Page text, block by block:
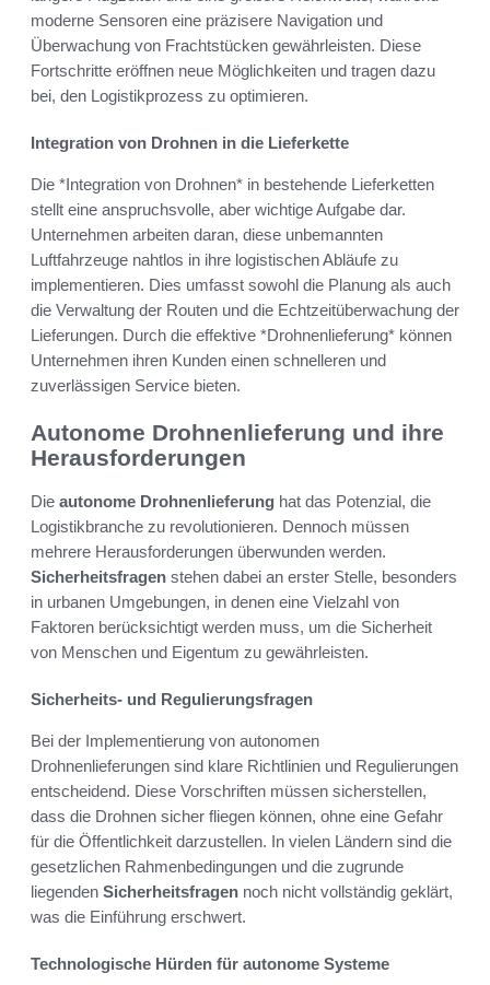
moderne Sensoren eine präzisere Navigation und
Überwachung von Frachtstücken gewährleisten. Diese
Fortschritte eröffnen neue Möglichkeiten und tragen dazu
bei, den Logistikprozess zu optimieren.
Integration von Drohnen in die Lieferkette
Die *Integration von Drohnen* in bestehende Lieferketten
stellt eine anspruchsvolle, aber wichtige Aufgabe dar.
Unternehmen arbeiten daran, diese unbemannten
Luftfahrzeuge nahtlos in ihre logistischen Abläufe zu
implementieren. Dies umfasst sowohl die Planung als auch
die Verwaltung der Routen und die Echtzeitüberwachung der
Lieferungen. Durch die effektive *Drohnenlieferung* können
Unternehmen ihren Kunden einen schnelleren und
zuverlässigen Service bieten.
Autonome Drohnenlieferung und ihre
Herausforderungen
Die autonome Drohnenlieferung hat das Potenzial, die
Logistikbranche zu revolutionieren. Dennoch müssen
mehrere Herausforderungen überwunden werden.
Sicherheitsfragen stehen dabei an erster Stelle, besonders
in urbanen Umgebungen, in denen eine Vielzahl von
Faktoren berücksichtigt werden muss, um die Sicherheit
von Menschen und Eigentum zu gewährleisten.
Sicherheits- und Regulierungsfragen
Bei der Implementierung von autonomen
Drohnenlieferungen sind klare Richtlinien und Regulierungen
entscheidend. Diese Vorschriften müssen sicherstellen,
dass die Drohnen sicher fliegen können, ohne eine Gefahr
für die Öffentlichkeit darzustellen. In vielen Ländern sind die
gesetzlichen Rahmenbedingungen und die zugrunde
liegenden Sicherheitsfragen noch nicht vollständig geklärt,
was die Einführung erschwert.
Technologische Hürden für autonome Systeme